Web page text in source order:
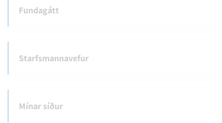
Fundagátt
Starfsmannavefur
Mínar síður